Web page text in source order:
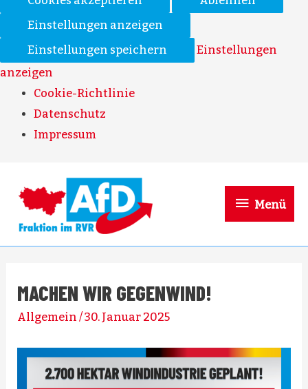
Einstellungen anzeigen
Einstellungen speichern
Einstellungen
anzeigen
Cookie-Richtlinie
Datenschutz
Impressum
Menü
Menü
MACHEN WIR GEGENWIND!
Allgemein /30. Januar 2025